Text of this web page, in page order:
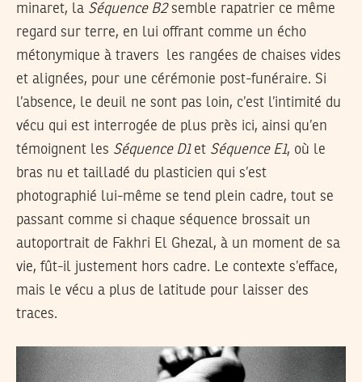
minaret, la Séquence B2semble rapatrier ce même
regard sur terre, en lui offrant comme un écho
métonymique à travers les rangées de chaises vides
et alignées, pour une cérémonie post-funéraire. Si
l’absence, le deuil ne sont pas loin, c’est l’intimité du
vécu qui est interrogée de plus près ici, ainsi qu’en
témoignent les Séquence D1 et Séquence E1, où le
bras nu et tailladé du plasticien qui s’est
photographié lui-même se tend plein cadre, tout se
passant comme si chaque séquence brossait un
autoportrait de Fakhri El Ghezal, à un moment de sa
vie, fût-il justement hors cadre. Le contexte s’efface,
mais le vécu a plus de latitude pour laisser des
traces.